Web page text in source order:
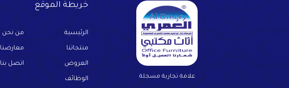
علامة تجارية مسجلة
خريطة الموقع
الرئيسية من نحن
منتجاتنا معارضنا
العروض اتصل بنا
الوظائف